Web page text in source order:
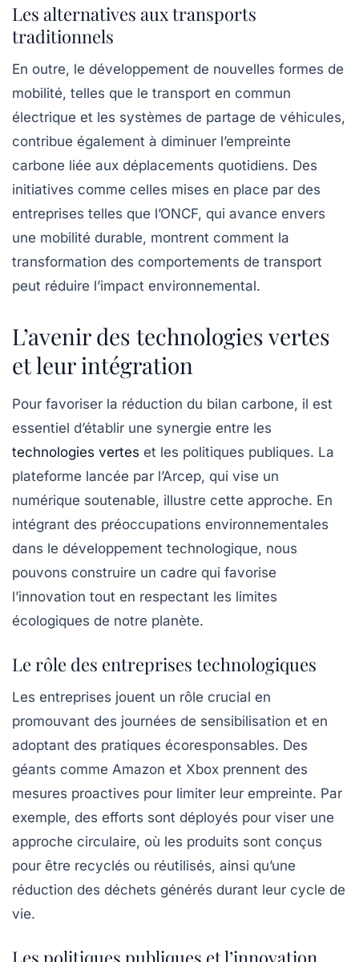
Les alternatives aux transports
traditionnels
En outre, le développement de nouvelles formes de
mobilité, telles que le transport en commun
électrique et les systèmes de partage de véhicules,
contribue également à diminuer l’empreinte
carbone liée aux déplacements quotidiens. Des
initiatives comme celles mises en place par des
entreprises telles que l’ONCF, qui avance envers
une mobilité durable, montrent comment la
transformation des comportements de transport
peut réduire l’impact environnemental.
L’avenir des technologies vertes
et leur intégration
Pour favoriser la réduction du bilan carbone, il est
essentiel d’établir une synergie entre les
technologies vertes et les politiques publiques. La
plateforme lancée par l’Arcep, qui vise un
numérique soutenable, illustre cette approche. En
intégrant des préoccupations environnementales
dans le développement technologique, nous
pouvons construire un cadre qui favorise
l’innovation tout en respectant les limites
écologiques de notre planète.
Le rôle des entreprises technologiques
Les entreprises jouent un rôle crucial en
promouvant des journées de sensibilisation et en
adoptant des pratiques écoresponsables. Des
géants comme Amazon et Xbox prennent des
mesures proactives pour limiter leur empreinte. Par
exemple, des efforts sont déployés pour viser une
approche circulaire, où les produits sont conçus
pour être recyclés ou réutilisés, ainsi qu’une
réduction des déchets générés durant leur cycle de
vie.
Les politiques publiques et l’innovation